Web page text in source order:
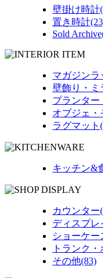
壁掛け時計
置き時計
Sold
マガジンラ
壁飾り・ミ
プランター
オブジェ・
ラグマット
キッチン&
カウンター
ディスプレ
ショーケー
トランク
その他(83)